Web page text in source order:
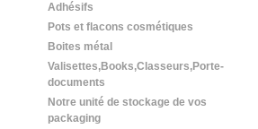
Adhésifs
Pots et flacons cosmétiques
Boites métal
Valisettes,Books,Classeurs,Porte-
documents
Notre unité de stockage de vos
packaging